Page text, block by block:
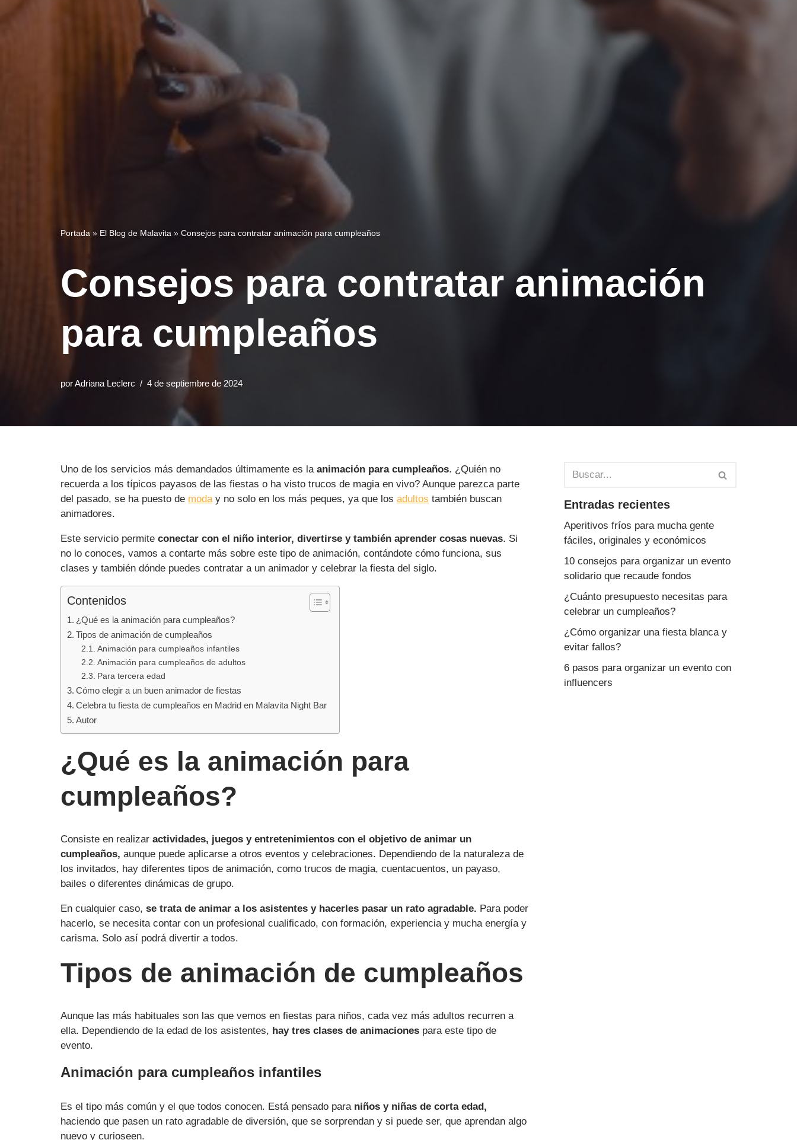
Portada » El Blog de Malavita » Consejos para contratar animación para cumpleaños
Consejos para contratar animación
para cumpleaños
porAdriana Leclerc 4 de septiembre de 2024
Uno de los servicios más demandados últimamente es laanimación para cumpleaños. ¿Quién no
recuerda a los típicos payasos de las fiestas o ha visto trucos de magia en vivo? Aunque parezca parte
del pasado, se ha puesto de moday no solo en los más peques, ya que los adultos también buscan
animadores.
Este servicio permite conectar con el niño interior, divertirse y también aprender cosas nuevas. Si
no lo conoces, vamos a contarte más sobre este tipo de animación, contándote cómo funciona, sus
clases y también dónde puedes contratar a un animador y celebrar la fiesta del siglo.
Contenidos
¿Qué es la animación para cumpleaños?
Tipos de animación de cumpleaños
Animación para cumpleaños infantiles
Animación para cumpleaños de adultos
Para tercera edad
Cómo elegir a un buen animador de fiestas
Celebra tu fiesta de cumpleaños en Madrid en Malavita Night Bar
Autor
¿Qué es la animación para
cumpleaños?
Consiste en realizar actividades, juegos y entretenimientos con el objetivo de animar un
cumpleaños, aunque puede aplicarse a otros eventos y celebraciones. Dependiendo de la naturaleza de
los invitados, hay diferentes tipos de animación, como trucos de magia, cuentacuentos, un payaso,
bailes o diferentes dinámicas de grupo.
En cualquier caso, se trata de animar a los asistentes y hacerles pasar un rato agradable. Para poder
hacerlo, se necesita contar con un profesional cualificado, con formación, experiencia y mucha energía y
carisma. Solo así podrá divertir a todos.
Tipos de animación de cumpleaños
Aunque las más habituales son las que vemos en fiestas para niños, cada vez más adultos recurren a
ella. Dependiendo de la edad de los asistentes, hay tres clases de animaciones para este tipo de
evento.
Animación para cumpleaños infantiles
Es el tipo más común y el que todos conocen. Está pensado para niños y niñas de corta edad,
haciendo que pasen un rato agradable de diversión, que se sorprendan y si puede ser, que aprendan algo
nuevo y curioseen.
Entradas recientes
Aperitivos fríos para mucha gente
fáciles, originales y económicos
10 consejos para organizar un evento
solidario que recaude fondos
¿Cuánto presupuesto necesitas para
celebrar un cumpleaños?
¿Cómo organizar una fiesta blanca y
evitar fallos?
6 pasos para organizar un evento con
influencers